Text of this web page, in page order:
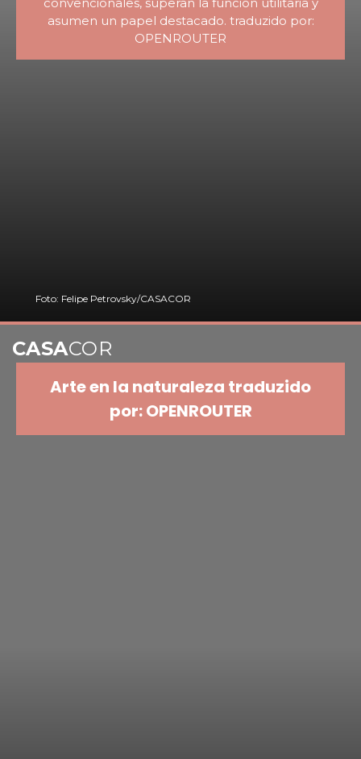
convencionales, superan la función utilitaria y
asumen un papel destacado. traduzido por:
OPENROUTER
Foto: Felipe Petrovsky/CASACOR
Arte en la naturaleza traduzido
por: OPENROUTER
CASACOR